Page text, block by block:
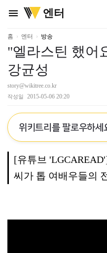
menu
위
키
리
엔터
홈 엔터 방송
"엘라스틴 했어
강균성
story@wikitree.co.kr
작성일 2015-05-06 20:20
위키트리를 팔로우하세
[유튜브
씨가 톱 여배우들의